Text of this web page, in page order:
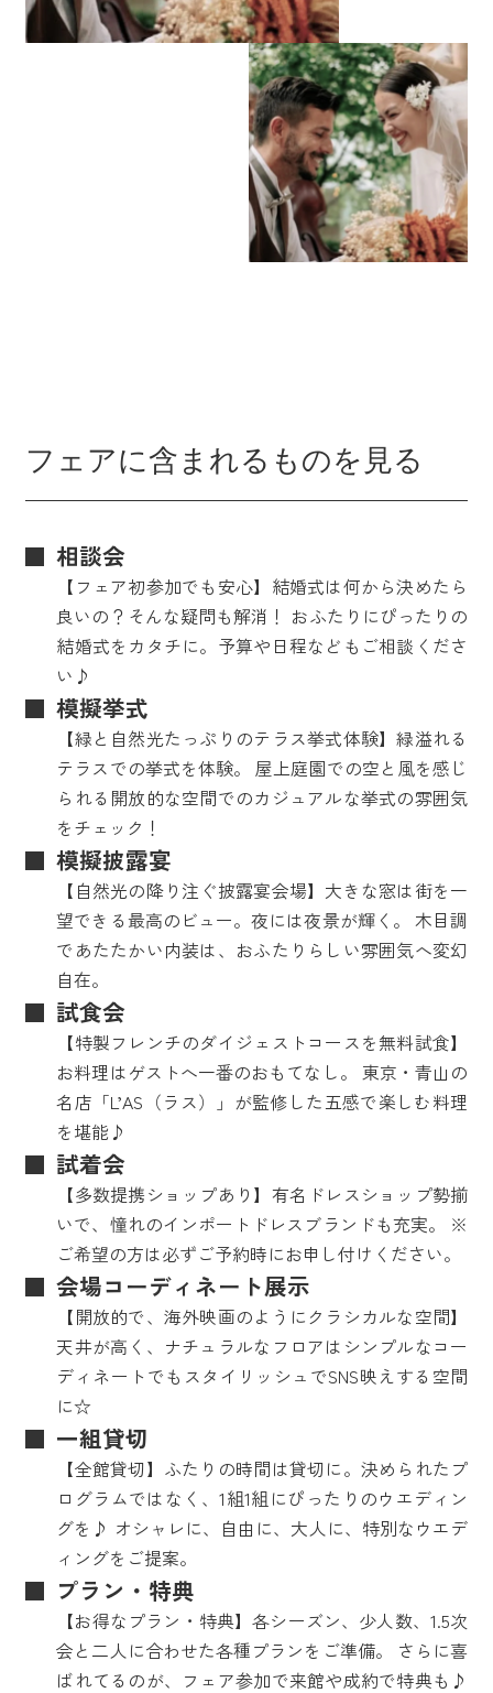
フェアに含まれるものを見る
相談会
【フェア初参加でも安心】結婚式は何から決めたら
良いの？そんな疑問も解消！ おふたりにぴったりの
結婚式をカタチに。予算や日程などもご相談くださ
い♪
模擬挙式
【緑と自然光たっぷりのテラス挙式体験】緑溢れる
テラスでの挙式を体験。 屋上庭園での空と風を感じ
られる開放的な空間でのカジュアルな挙式の雰囲気
をチェック！
模擬披露宴
【自然光の降り注ぐ披露宴会場】大きな窓は街を一
望できる最高のビュー。夜には夜景が輝く。 木目調
であたたかい内装は、おふたりらしい雰囲気へ変幻
自在。
試食会
【特製フレンチのダイジェストコースを無料試食】
お料理はゲストへ一番のおもてなし。 東京・青山の
名店「L’AS（ラス）」が監修した五感で楽しむ料理
を堪能♪
試着会
【多数提携ショップあり】有名ドレスショップ勢揃
いで、憧れのインポートドレスブランドも充実。 ※
ご希望の方は必ずご予約時にお申し付けください。
会場コーディネート展示
【開放的で、海外映画のようにクラシカルな空間】
天井が高く、ナチュラルなフロアはシンプルなコー
ディネートでもスタイリッシュでSNS映えする空間
に☆
一組貸切
【全館貸切】ふたりの時間は貸切に。決められたプ
ログラムではなく、1組1組にぴったりのウエディン
グを♪ オシャレに、自由に、大人に、特別なウエデ
ィングをご提案。
プラン・特典
【お得なプラン・特典】各シーズン、少人数、1.5次
会と二人に合わせた各種プランをご準備。 さらに喜
ばれてるのが、フェア参加で来館や成約で特典も♪